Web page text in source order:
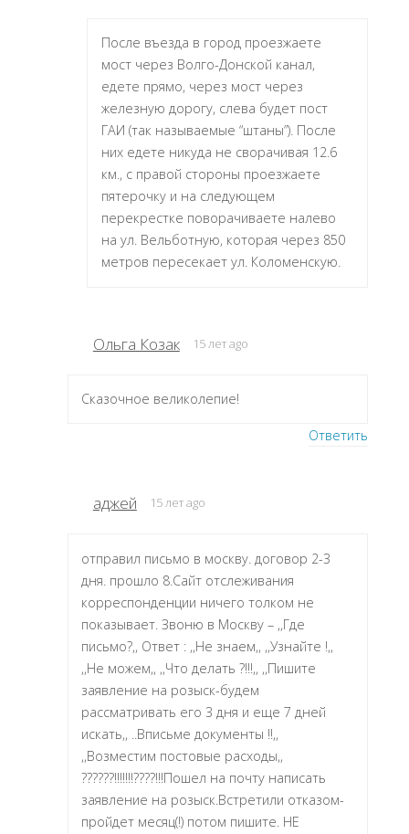
После въезда в город проезжаете
мост через Волго-Донской канал,
едете прямо, через мост через
железную дорогу, слева будет пост
ГАИ (так называемые “штаны”). После
них едете никуда не сворачивая 12.6
км., с правой стороны проезжаете
пятерочку и на следующем
перекрестке поворачиваете налево
на ул. Вельботную, которая через 850
метров пересекает ул. Коломенскую.
Ольга Козак 15 лет ago
Сказочное великолепие!
Ответить
аджей 15 лет ago
отправил письмо в москву. договор 2-3
дня. прошло 8.Сайт отслеживания
корреспонденции ничего толком не
показывает. Звоню в Москву – ,,Где
письмо?,, Ответ : ,,Не знаем,, ,,Узнайте !,,
,,Не можем,, ,,Что делать ?!!!,, ,,Пишите
заявление на розыск-будем
рассматривать его 3 дня и еще 7 дней
искать,, ..Вписьме документы !!,,
,,Возместим постовые расходы,,
??????!!!!!!!????!!!Пошел на почту написать
заявление на розыск.Встретили отказом-
пройдет месяц(!) потом пишите. НЕ